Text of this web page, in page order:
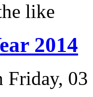
like
2014
Friday,